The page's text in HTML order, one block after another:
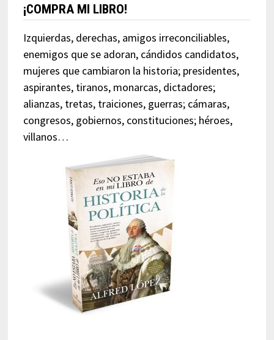
¡COMPRA MI LIBRO!
Izquierdas, derechas, amigos irreconciliables,
enemigos que se adoran, cándidos candidatos,
mujeres que cambiaron la historia; presidentes,
aspirantes, tiranos, monarcas, dictadores;
alianzas, tretas, traiciones, guerras; cámaras,
congresos, gobiernos, constituciones; héroes,
villanos…